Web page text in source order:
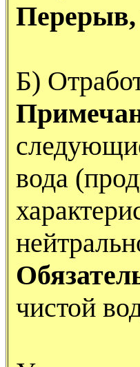
Перерыв,
Б)
вода
чистой